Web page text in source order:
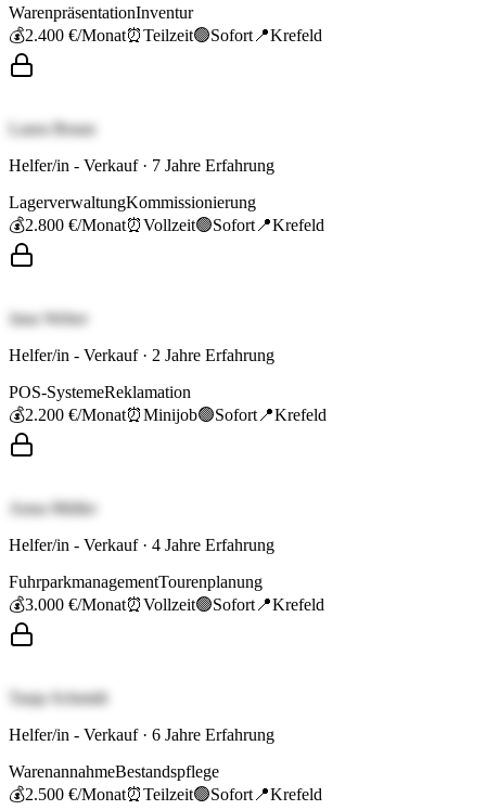
WarenpräsentationInventur
💰2.400 €/Monat⏰Teilzeit🟢Sofort 📍Krefeld
Laura Braun
Helfer/in - Verkauf· 7 Jahre Erfahrung
LagerverwaltungKommissionierung
💰2.800 €/Monat⏰Vollzeit🟢Sofort 📍Krefeld
Jana Weber
Helfer/in - Verkauf· 2 Jahre Erfahrung
POS-SystemeReklamation
💰2.200 €/Monat⏰Minijob🟢Sofort 📍Krefeld
Anna Müller
Helfer/in - Verkauf· 4 Jahre Erfahrung
FuhrparkmanagementTourenplanung
💰3.000 €/Monat⏰Vollzeit🟢Sofort 📍Krefeld
Tanja Schmidt
Helfer/in - Verkauf· 6 Jahre Erfahrung
WarenannahmeBestandspflege
💰2.500 €/Monat⏰Teilzeit🟢Sofort 📍Krefeld